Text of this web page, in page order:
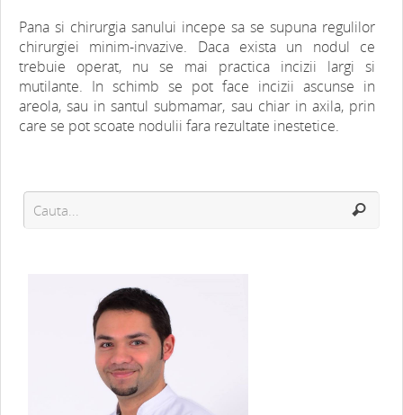
Pana si chirurgia sanului incepe sa se supuna regulilor
chirurgiei minim-invazive. Daca exista un nodul ce
trebuie operat, nu se mai practica incizii largi si
mutilante. In schimb se pot face incizii ascunse in
areola, sau in santul submamar, sau chiar in axila, prin
care se pot scoate nodulii fara rezultate inestetice.
Dr. Silviu Istoc iti spune tot ce trebuie sa